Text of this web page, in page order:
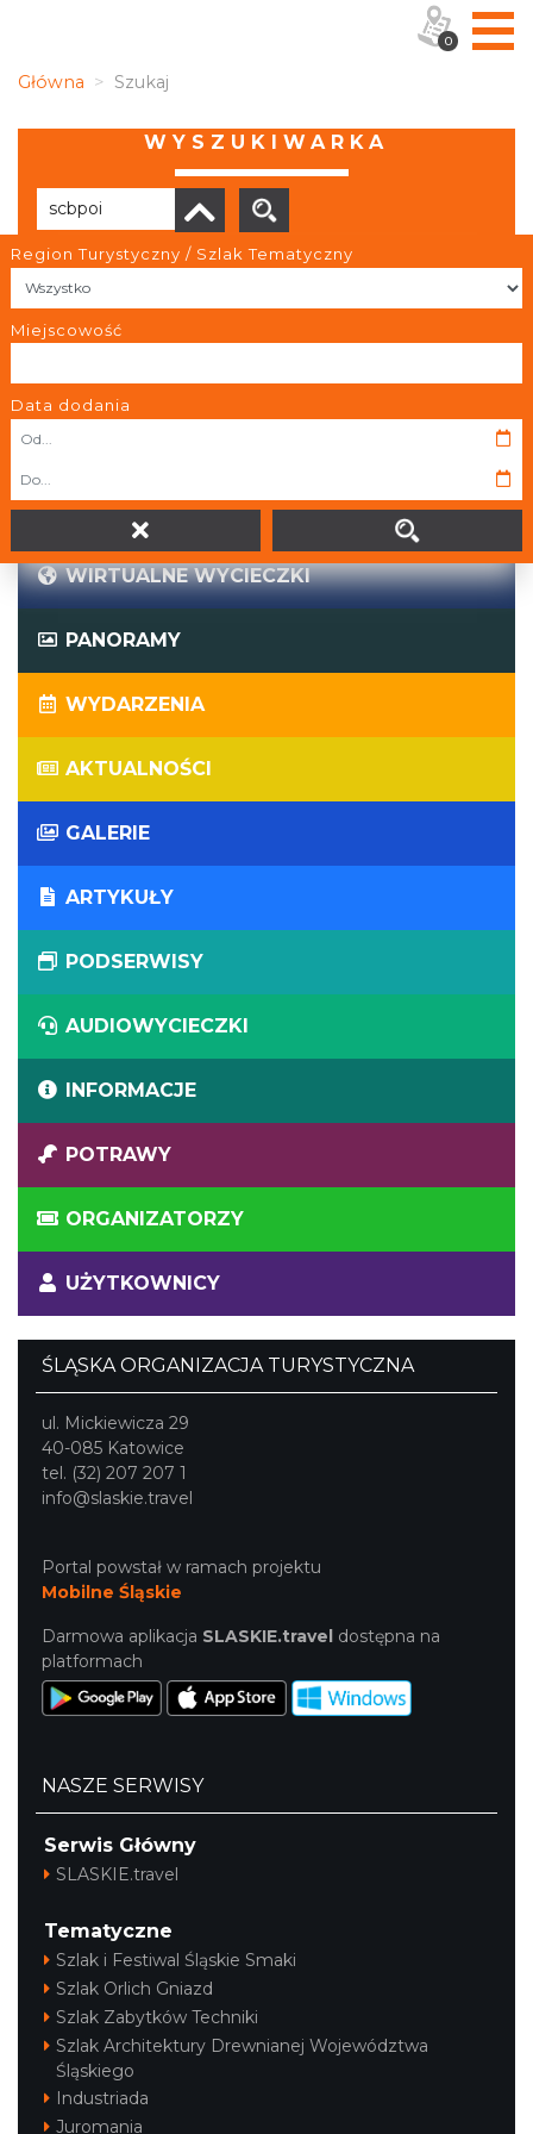
Główna Szukaj
WYSZUKIWARKA
Region Turystyczny / Szlak Tematyczny
Miejscowość
Data dodania
Brak wyników
TRASY
WIRTUALNE WYCIECZKI
PANORAMY
WYDARZENIA
AKTUALNOŚCI
GALERIE
ARTYKUŁY
PODSERWISY
AUDIOWYCIECZKI
INFORMACJE
POTRAWY
ORGANIZATORZY
UŻYTKOWNICY
ŚLĄSKA ORGANIZACJA TURYSTYCZNA
ul. Mickiewicza 29
40-085 Katowice
tel. (32) 207 207 1
info@slaskie.travel
Portal powstał w ramach projektu
Mobilne Śląskie
Darmowa aplikacja SLASKIE.travel dostępna na
platformach
NASZE SERWISY
Serwis Główny
SLASKIE.travel
Tematyczne
Szlak i Festiwal Śląskie Smaki
Szlak Orlich Gniazd
Szlak Zabytków Techniki
Szlak Architektury Drewnianej Województwa
Śląskiego
Industriada
Juromania
0